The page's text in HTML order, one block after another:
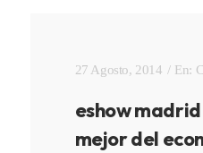
27 Agosto, 2014 En:
eshow
mejor del